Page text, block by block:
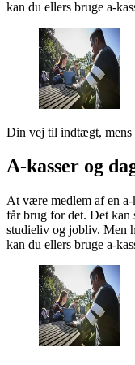
kan du ellers bruge a-
Din vej til indtægt, mens
A-kasser og
At være medlem af en a-
får brug for det. Det kan
studieliv og jobliv. Men
kan du ellers bruge a-